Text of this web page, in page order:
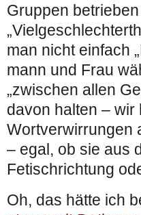
Gruppen
man nicht einfach
mann und Frau
„zwischen allen
davon halten –
Wortverwirrungen
– egal, ob sie aus
Fetischrichtung
Oh, das hätte ich